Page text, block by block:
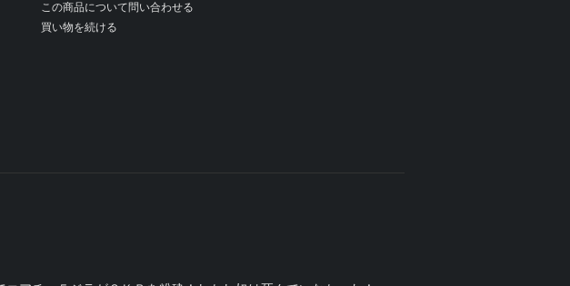
この商品について問い合わせる
買い物を続ける